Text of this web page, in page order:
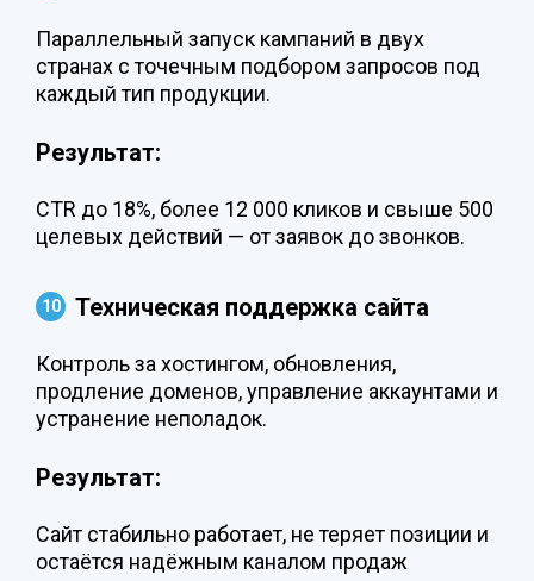
Параллельный запуск кампаний в двух
странах с точечным подбором запросов под
каждый тип продукции.
Результат:
CTR до 18%, более 12 000 кликов и свыше 500
целевых действий — от заявок до звонков.
Техническая поддержка сайта
Контроль за хостингом, обновления,
продление доменов, управление аккаунтами и
устранение неполадок.
Результат:
Сайт стабильно работает, не теряет позиции и
остаётся надёжным каналом продаж